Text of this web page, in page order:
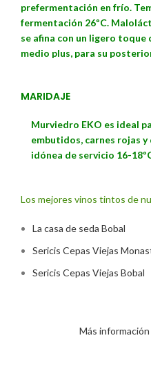
prefermentación en frío.
fermentación 26ºC.
se afina con un ligero
medio plus, para su
MARIDAJE
Murviedro EKO es ideal
embutidos, carnes rojas y
idónea de servicio 16-
Los mejores vinos tintos de
La casa de seda Bobal
Sericis Cepas Viejas
Sericis Cepas Viejas Bobal
Más